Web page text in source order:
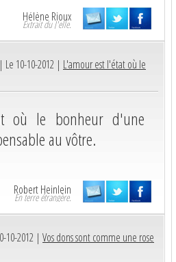
Hélène Rioux
Extrait du J'elle.
| Le 10-10-2012 | L'amour est l'état où le
où le bonheur d'une
au vôtre.
Robert Heinlein
En terre étrangère.
10-2012 | Vos dons sont comme une rose